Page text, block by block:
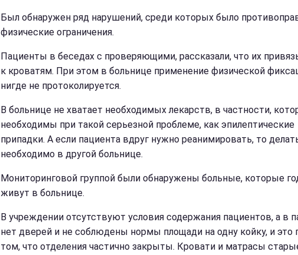
Был обнаружен ряд нарушений, среди которых было
физические ограничения.
Пациенты в беседах с проверяющими, рассказали, что их
к кроватям. При этом в больнице применение физической
нигде не протоколируется.
В больнице не хватает необходимых лекарств, в частности,
необходимы при такой серьезной проблеме, как эпилептические
припадки. А если пациента вдруг нужно реанимировать, то
необходимо в другой больнице.
Мониторинговой группой были обнаружены больные, которые
живут в больнице.
В учреждении отсутствуют условия содержания пациентов, а в
нет дверей и не соблюдены нормы площади на одну койку, и это
том, что отделения частично закрыты. Кровати и матрасы